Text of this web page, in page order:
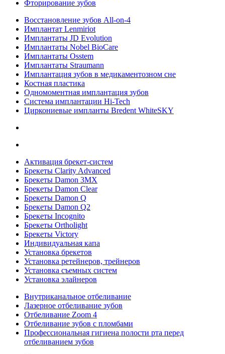
Фторирование зубов
Восстановление зубов All‑on‑4
Имплантат Lenmiriot
Имплантаты JD Evolution
Имплантаты Nobel BioСare
Имплантаты Osstem
Имплантаты Straumann
Имплантация зубов в медикаментозном сне
Костная пластика
Одномоментная имплантация зубов
Система имплантации Hi-Tech
Циркониевые импланты Bredent WhiteSKY
Активация брекет-систем
Брекеты Clarity Advanced
Брекеты Damon 3MX
Брекеты Damon Clear
Брекеты Damon Q
Брекеты Damon Q2
Брекеты Incognito
Брекеты Ortholight
Брекеты Victory
Индивидуальная капа
Установка брекетов
Установка ретейнеров, трейнеров
Установка съемных систем
Установка элайнеров
Внутриканальное отбеливание
Лазерное отбеливание зубов
Отбеливание Zoom 4
Отбеливание зубов с пломбами
Профессиональная гигиена полости рта перед
отбеливанием зубов